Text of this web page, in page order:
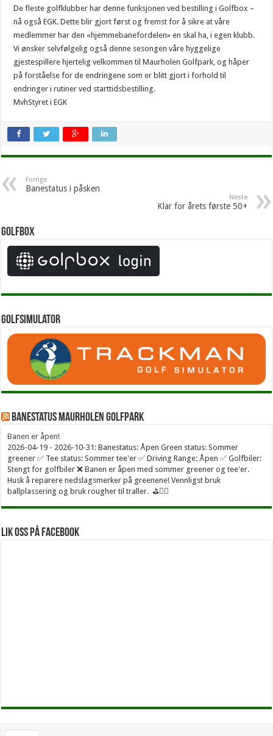
De fleste golfklubber har denne funksjonen ved bestilling i Golfbox –
nå også EGK. Dette blir gjort først og fremst for å sikre at våre
medlemmer har den «hjemmebanefordelen» en skal ha, i egen klubb.
Vi ønsker selvfølgelig også denne sesongen våre hyggelige
gjestespillere hjertelig velkommen til Maurholen Golfpark, og håper
på forståelse for de endringene som er blitt gjort i forhold til
endringer i rutiner ved starttidsbestilling.
MvhStyret i EGK
Forrige
Banestatus i påsken
Neste
Klar for årets første 50+
Golfbox
Golfsimulator
Banestatus Maurholen Golfpark
Banen er åpen!
2026-04-19 - 2026-10-31: Banestatus: Åpen Green status: Sommer
greener ✅ Tee status: Sommer tee'er ✅ Driving Range: Åpen ✅ Golfbiler:
Stengt for golfbiler ❌ Banen er åpen med sommer greener og tee'er.
Husk å reparere nedslagsmerker på greenene! Vennligst bruk
ballplassering og bruk rougher til traller. ⛳🏌️‍♂
Lik oss på facebook